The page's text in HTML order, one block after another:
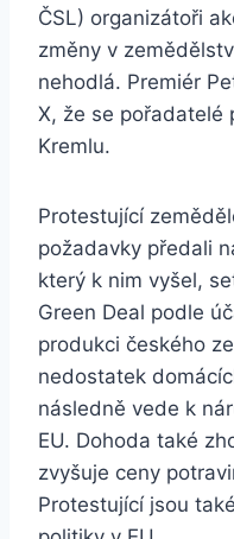
ČSL) organizátoři
změny v
nehodlá. Premiér
X, že se pořadatelé
Kremlu.
Protestující
požadavky předali
který k nim vyšel,
Green Deal podle
produkci českého
nedostatek
následně vede k
EU. Dohoda také
zvyšuje ceny
Protestující jsou